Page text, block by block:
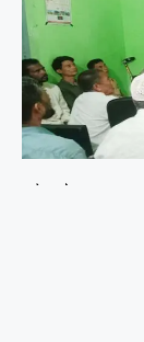
রামগড়ে